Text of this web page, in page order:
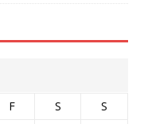
F S
S